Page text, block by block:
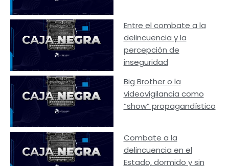
Entre el combate a la
delincuencia y la
percepción de
inseguridad
Big Brother o la
videovigilancia como
“show” propagandístico
Combate a la
delincuencia en el
Estado, dormido y sin